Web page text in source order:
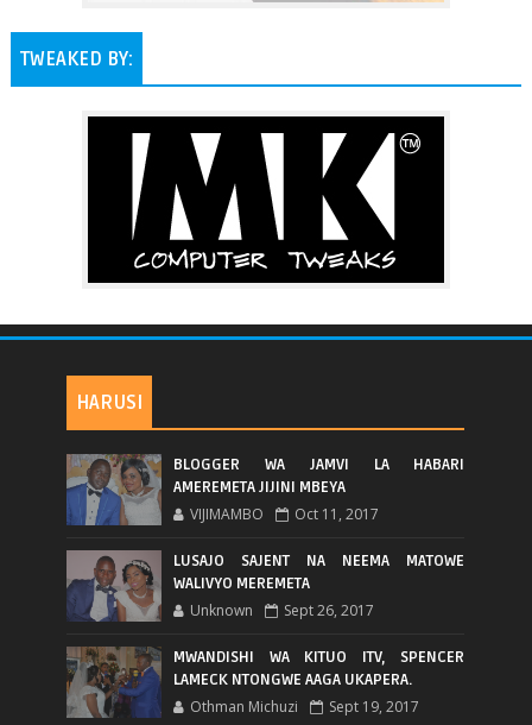
TWEAKED BY:
HARUSI
BLOGGER WA JAMVI LA HABARI
AMEREMETA JIJINI MBEYA
VIJIMAMBO Oct 11, 2017
LUSAJO SAJENT NA NEEMA MATOWE
WALIVYO MEREMETA
Unknown Sept 26, 2017
MWANDISHI WA KITUO ITV, SPENCER
LAMECK NTONGWE AAGA UKAPERA.
Othman Michuzi Sept 19, 2017